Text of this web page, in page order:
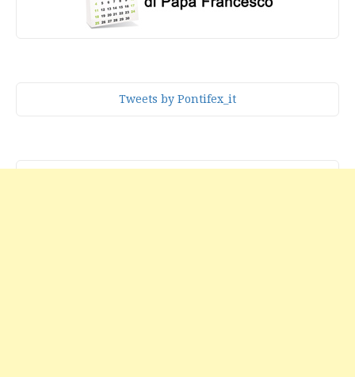
Tweets by Pontifex_it